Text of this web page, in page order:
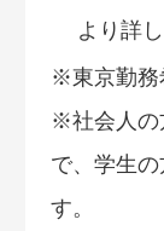
より詳
※東京勤務
※社会人の
で、学生
す。